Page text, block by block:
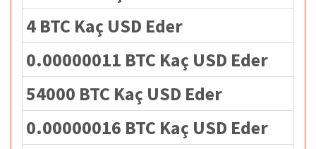
4 BTC Kaç USD Eder
0.00000011 BTC Kaç USD Eder
54000 BTC Kaç USD Eder
0.00000016 BTC Kaç USD Eder